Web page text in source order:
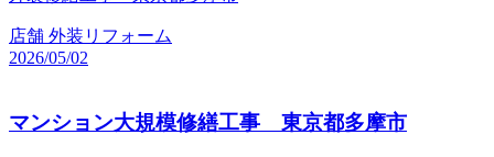
店舗 外装リフォーム
2026/05/02
マンション大規模修繕工事 東京都多摩市